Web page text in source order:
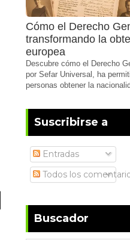
Cómo el Derecho
transformando la
europea
Descubre cómo el Derecho
por Sefar Universal, ha
personas obtener la
Suscribirse a
Entradas
Todos los
Buscador